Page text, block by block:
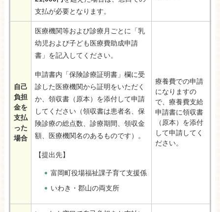
支払が必要となります。
自己
負担
金を
支払
った
場合
医療機関等および診療月ごとに「乳
幼児および子ども医療費助成申請
書」を記入してください。
申請書内「保険診療証明書」欄に受
診した医療機関から証明をいただく
か、領収書（原本）を添付して申請
してください（領収書は患者名、保
険診療の総点数、診療期間、領収金
額、医療機関名のあるものです）。
【提出先】
富岡町役場福祉課子育て支援係
いわき・郡山の両支所
療養費での申請
になりますの
で、療養費支給
申請書に領収書
（原本）を添付
して申請してく
ださい。